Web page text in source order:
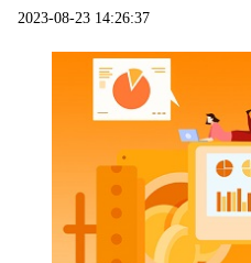
2023-08-23 14:26:37